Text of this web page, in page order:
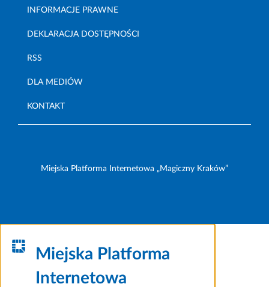
INFORMACJE PRAWNE
DEKLARACJA DOSTĘPNOŚCI
RSS
DLA MEDIÓW
KONTAKT
Miejska Platforma Internetowa „Magiczny Kraków”
Miejska Platforma
Internetowa